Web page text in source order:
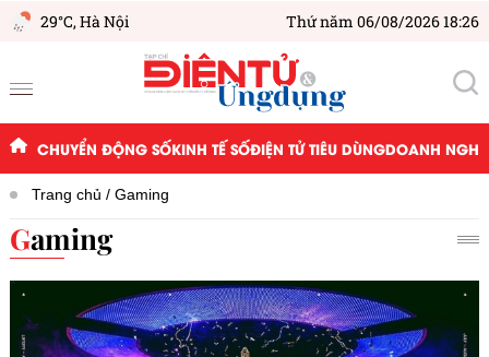
29°C,Hà Nội Thứ năm 06/08/2026 18:26
CHUYỂN ĐỘNG SỐKINH TẾ SỐĐIỆN TỬ TIÊU DÙNGDOANH
Trang chủ Gaming
Gaming